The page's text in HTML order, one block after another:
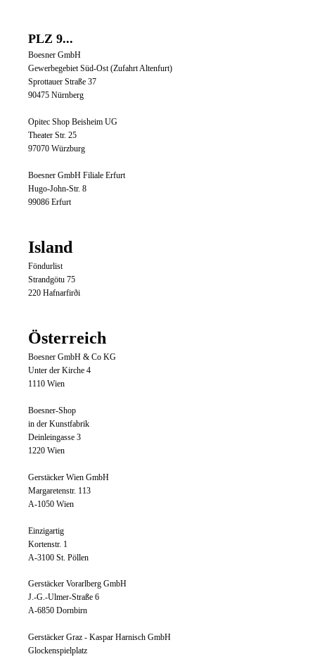
PLZ 9...
Boesner GmbH
Gewerbegebiet Süd-Ost (Zufahrt Altenfurt)
Sprottauer Straße 37
90475 Nürnberg
Opitec Shop Beisheim UG
Theater Str. 25
97070 Würzburg
Boesner GmbH Filiale Erfurt
Hugo-John-Str. 8
99086 Erfurt
Island
Föndurlist
Strandgötu 75
220 Hafnarfirði
Österreich
Boesner GmbH & Co KG
Unter der Kirche 4
1110 Wien
Boesner-Shop
in der Kunstfabrik
Deinleingasse 3
1220 Wien
Gerstäcker Wien GmbH
Margaretenstr. 113
A-1050 Wien
Einzigartig
Kortenstr. 1
A-3100 St. Pöllen
Gerstäcker Vorarlberg GmbH
J.-G.-Ulmer-Straße 6
A-6850 Dornbirn
Gerstäcker Graz - Kaspar Harnisch GmbH
Glockenspielplatz